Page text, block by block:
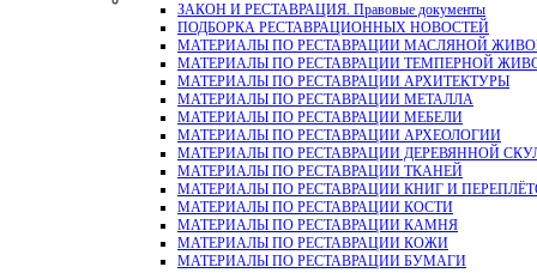
ЗАКОН И РЕСТАВРАЦИЯ. Правовые документы
ПОДБОРКА РЕСТАВРАЦИОННЫХ НОВОСТЕЙ
МАТЕРИАЛЫ ПО РЕСТАВРАЦИИ МАСЛЯНОЙ
МАТЕРИАЛЫ ПО РЕСТАВРАЦИИ ТЕМПЕРНОЙ
МАТЕРИАЛЫ ПО РЕСТАВРАЦИИ АРХИТЕКТУРЫ
МАТЕРИАЛЫ ПО РЕСТАВРАЦИИ МЕТАЛЛА
МАТЕРИАЛЫ ПО РЕСТАВРАЦИИ МЕБЕЛИ
МАТЕРИАЛЫ ПО РЕСТАВРАЦИИ АРХЕОЛОГИИ
МАТЕРИАЛЫ ПО РЕСТАВРАЦИИ ДЕРЕВЯННОЙ
МАТЕРИАЛЫ ПО РЕСТАВРАЦИИ ТКАНЕЙ
МАТЕРИАЛЫ ПО РЕСТАВРАЦИИ КНИГ И
МАТЕРИАЛЫ ПО РЕСТАВРАЦИИ КОСТИ
МАТЕРИАЛЫ ПО РЕСТАВРАЦИИ КАМНЯ
МАТЕРИАЛЫ ПО РЕСТАВРАЦИИ КОЖИ
МАТЕРИАЛЫ ПО РЕСТАВРАЦИИ БУМАГИ